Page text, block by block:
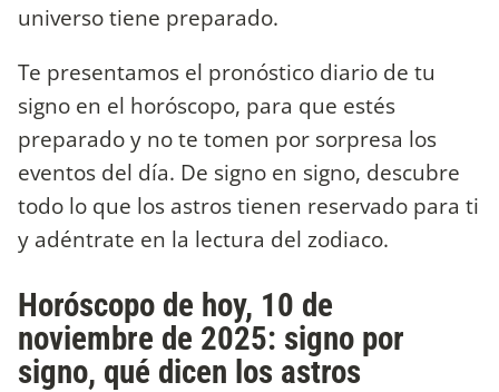
universo tiene preparado.
Te presentamos el pronóstico diario de tu
signo en el horóscopo, para que estés
preparado y no te tomen por sorpresa los
eventos del día. De signo en signo, descubre
todo lo que los astros tienen reservado para ti
y adéntrate en la lectura del zodiaco.
Horóscopo de hoy, 10 de
noviembre de 2025: signo por
signo, qué dicen los astros